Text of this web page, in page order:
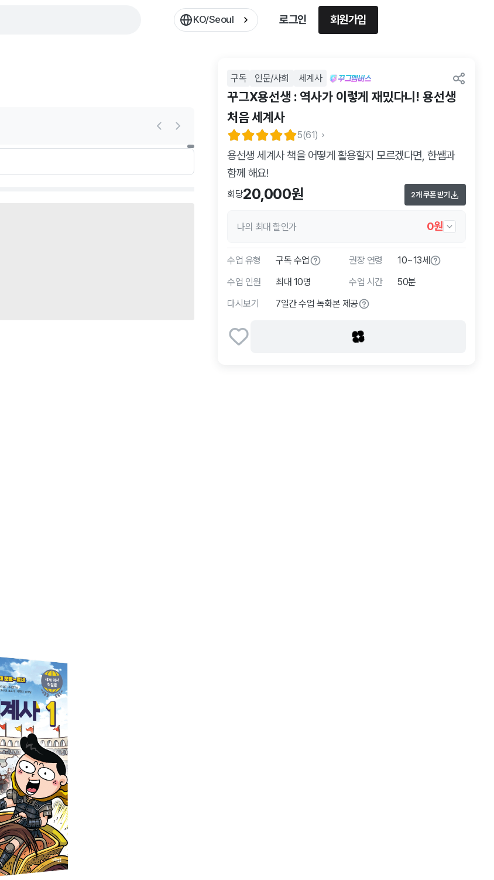
KO/Seoul 로그인 회원가입
구독 인문/사회 세계사
꾸그X용선생 : 역사가 이렇게 재밌다니! 용선생
처음 세계사
5(61)
용선생 세계사 책을 어떻게 활용할지 모르겠다면, 한쌤과
함께 해요!
회당20,000원 2개 쿠폰 받기
나의 최대 할인가 0원
수업 유형 구독 수업 권장 연령
10~13세
수업 인원
최대 10명 수업 시간
50분
다시보기
7일간 수업 녹화본 제공